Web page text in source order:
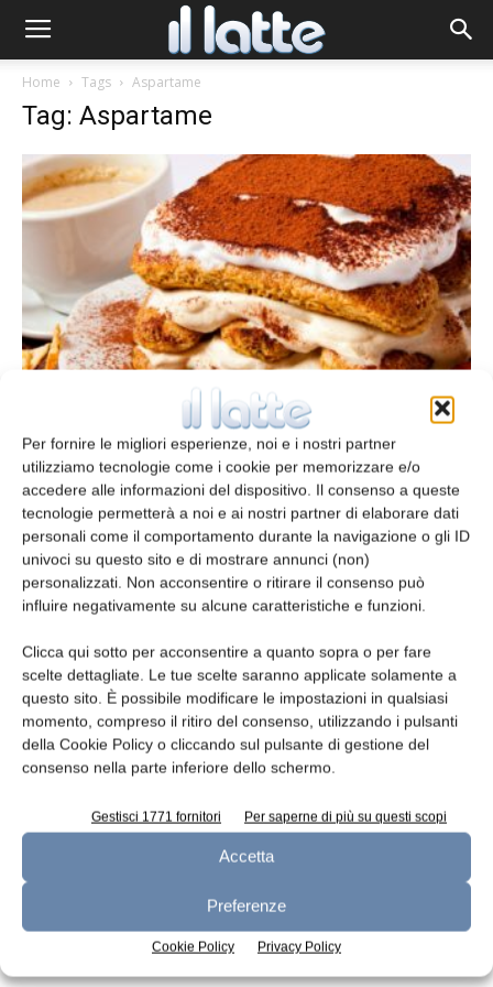
Per fornire le migliori esperienze, noi e i nostri partner
utilizziamo tecnologie come i cookie per memorizzare e/o
accedere alle informazioni del dispositivo. Il consenso a queste
tecnologie permetterà a noi e ai nostri partner di elaborare dati
personali come il comportamento durante la navigazione o gli ID
univoci su questo sito e di mostrare annunci (non)
personalizzati. Non acconsentire o ritirare il consenso può
influire negativamente su alcune caratteristiche e funzioni.
Clicca qui sotto per acconsentire a quanto sopra o per fare
scelte dettagliate. Le tue scelte saranno applicate solamente a
questo sito. È possibile modificare le impostazioni in qualsiasi
momento, compreso il ritiro del consenso, utilizzando i pulsanti
della Cookie Policy o cliccando sul pulsante di gestione del
consenso nella parte inferiore dello schermo.
Gestisci 1771 fornitori Per saperne di più su questi scopi
Accetta
Preferenze
Cookie Policy Privacy Policy
Home Tags Aspartame
Tag: Aspartame
Aspartame: sicurezza nuovamente
approvata
Stefania Milanello 25 Aprile 2014
Leggi la rivista
n.7 - Luglio 2026 n.6 - Giugno 2026